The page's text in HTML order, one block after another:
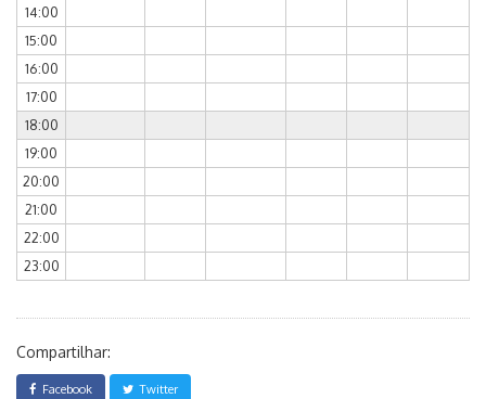
14:00
15:00
16:00
17:00
18:00
19:00
20:00
21:00
22:00
23:00
Compartilhar:
Facebook Twitter